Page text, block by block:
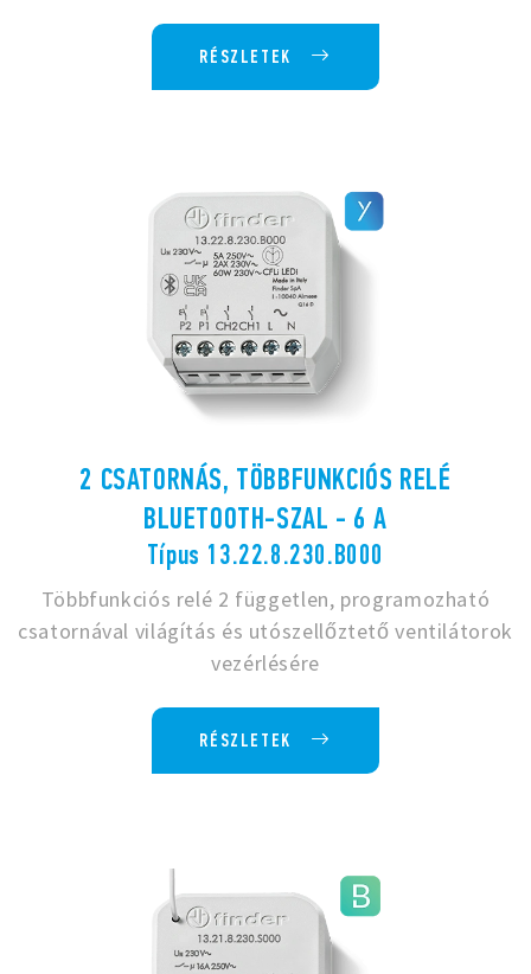
RÉSZLETEK
2 CSATORNÁS, TÖBBFUNKCIÓS RELÉ
BLUETOOTH-SZAL - 6 A
Típus 13.22.8.230.B000
Többfunkciós relé 2 független, programozható
csatornával világítás és utószellőztető ventilátorok
vezérlésére
RÉSZLETEK